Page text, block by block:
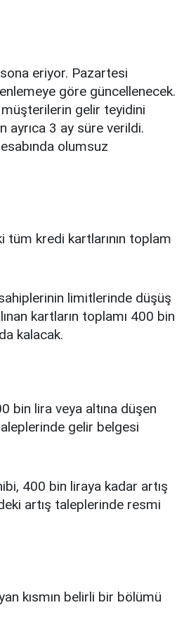
sona eriyor. Pazartesi
göre güncellenecek.
müşterilerin gelir teyidini
ayrıca 3 ay süre verildi.
olumsuz
tüm kredi kartlarının toplam
limitlerinde düşüş
kartların toplamı 400 bin
kalacak.
bin lira veya altına düşen
gelir belgesi
400 bin liraya kadar artış
artış taleplerinde resmi
kısmın belirli bir bölümü